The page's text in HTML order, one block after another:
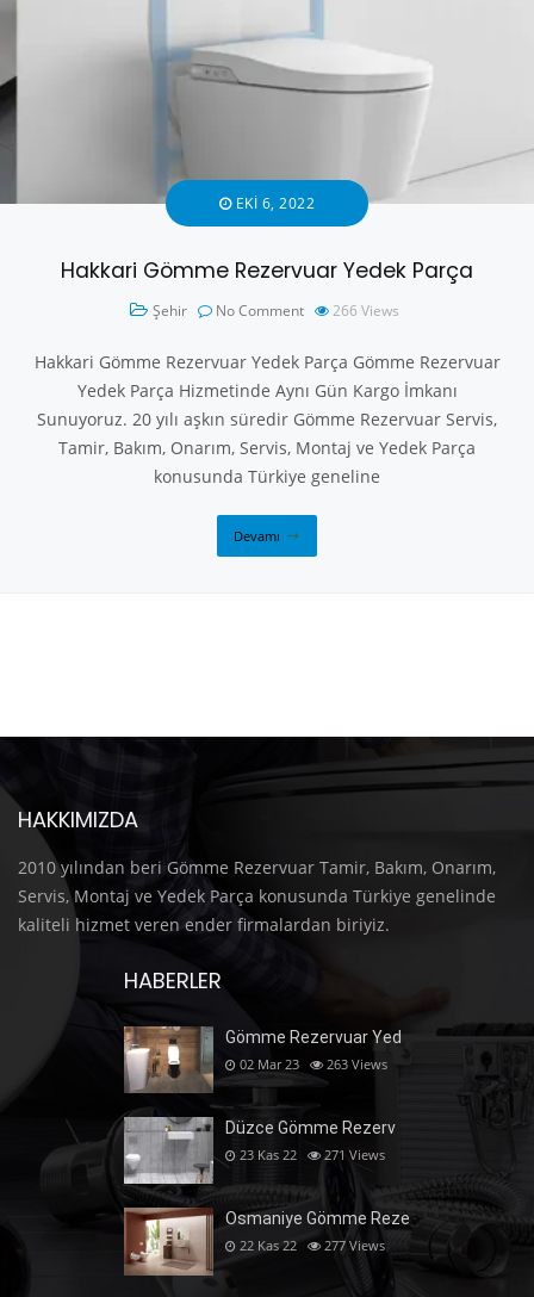
EKI 6, 2022
Hakkari Gömme Rezervuar Yedek Parça
Şehir No Comment 266 Views
Hakkari Gömme Rezervuar Yedek Parça Gömme Rezervuar
Yedek Parça Hizmetinde Aynı Gün Kargo İmkanı
Sunuyoruz. 20 yılı aşkın süredir Gömme Rezervuar Servis,
Tamir, Bakım, Onarım, Servis, Montaj ve Yedek Parça
konusunda Türkiye geneline
Devamı
HAKKIMIZDA
2010 yılından beri Gömme Rezervuar Tamir, Bakım, Onarım,
Servis, Montaj ve Yedek Parça konusunda Türkiye genelinde
kaliteli hizmet veren ender firmalardan biriyiz.
HABERLER
Gömme Rezervuar Yed
02 Mar 23 263 Views
Düzce Gömme Rezerv
23 Kas 22 271 Views
Osmaniye Gömme Reze
22 Kas 22 277 Views